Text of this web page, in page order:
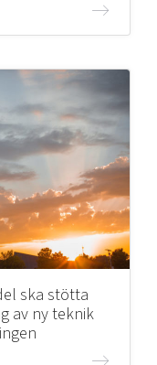
ska stötta
av ny teknik